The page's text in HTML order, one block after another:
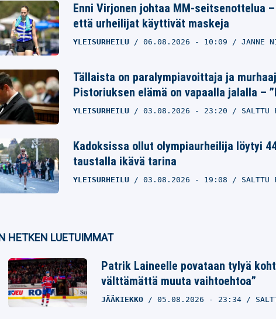
Whatsapp
Enni Virjonen johtaa MM-seitsenottelua
että urheilijat käyttivät maskeja
YLEISURHEILU 06.08.2026 - 10:09 JANNE
Tällaista on paralympiavoittaja ja
Pistoriuksen elämä on vapaalla jalalla –
YLEISURHEILU 03.08.2026 - 23:20 SALTTU
Kadoksissa ollut olympiaurheilija löytyi
taustalla ikävä tarina
YLEISURHEILU 03.08.2026 - 19:08 SALTTU
HETKEN LUETUIMMAT
Patrik Laineelle povataan tylyä
välttämättä muuta vaihtoehtoa”
JÄÄKIEKKO 05.08.2026 - 23:34